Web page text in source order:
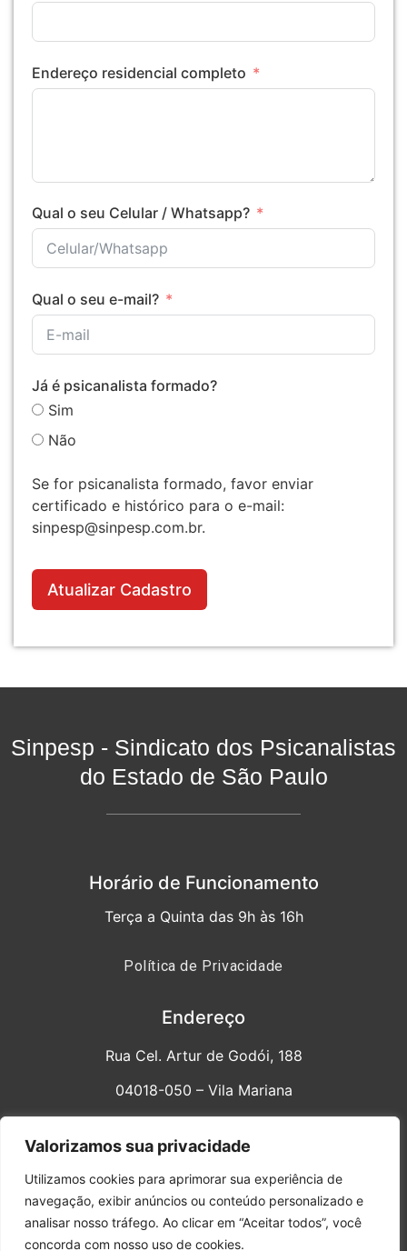
Valorizamos sua privacidade
Utilizamos cookies para aprimorar sua experiência de
navegação, exibir anúncios ou conteúdo personalizado e
analisar nosso tráfego. Ao clicar em “Aceitar todos”, você
concorda com nosso uso de cookies.
Endereço residencial completo
Qual o seu Celular / Whatsapp?
Qual o seu e-mail?
Já é psicanalista formado?
Sim
Não
Se for psicanalista formado, favor enviar
certificado e histórico para o e-mail:
sinpesp@sinpesp.com.br.
Atualizar Cadastro
Sinpesp - Sindicato dos Psicanalistas
do Estado de São Paulo
Horário de Funcionamento
Terça a Quinta das 9h às 16h
Política de Privacidade
Endereço
Rua Cel. Artur de Godói, 188
04018-050 – Vila Mariana
Fone/WhatsApp: 11 94298.8918
Redes Sociais